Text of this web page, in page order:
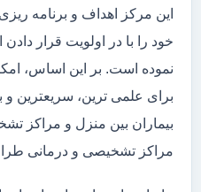
این مرکز اهداف و برنامه
خود را با در اولویت قرار
نموده است. بر این اساس،
برای علمی ترین، سریعترین و
بیماران بین منزل و مراکز
مراکز تشخیصی و درمانی